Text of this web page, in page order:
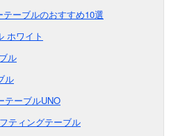
ーブルのおすすめ10選
ホワイト
ル
ル
ーブルUNO
ティングテーブル